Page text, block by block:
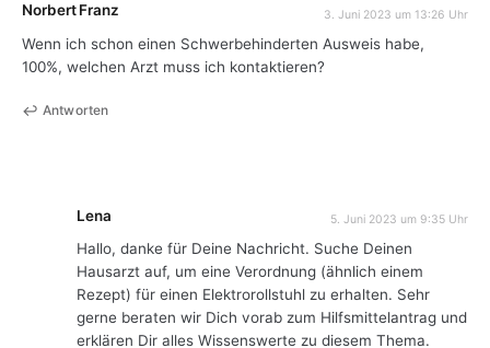
Norbert Franz 3. Juni 2023 um 13:26 Uhr
Wenn ich schon einen Schwerbehinderten Ausweis habe,
100%, welchen Arzt muss ich kontaktieren?
Antworten
Lena 5. Juni 2023 um 9:35 Uhr
Hallo, danke für Deine Nachricht. Suche Deinen
Hausarzt auf, um eine Verordnung (ähnlich einem
Rezept) für einen Elektrorollstuhl zu erhalten. Sehr
gerne beraten wir Dich vorab zum Hilfsmittelantrag und
erklären Dir alles Wissenswerte zu diesem Thema.